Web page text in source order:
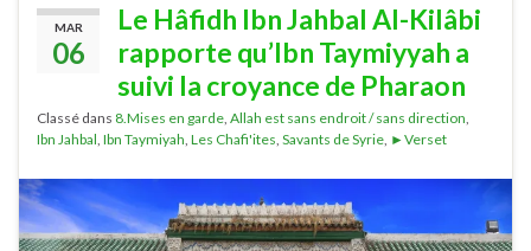
MAR
06
Le Hâfidh Ibn Jahbal Al-Kilâbi
rapporte qu’Ibn Taymiyyah a
suivi la croyance de Pharaon
Classé dans 8.Mises en garde Allah est sans endroit / sans direction
Ibn Jahbal Ibn Taymiyah Les Chafi'ites Savants de Syrie ►Verset